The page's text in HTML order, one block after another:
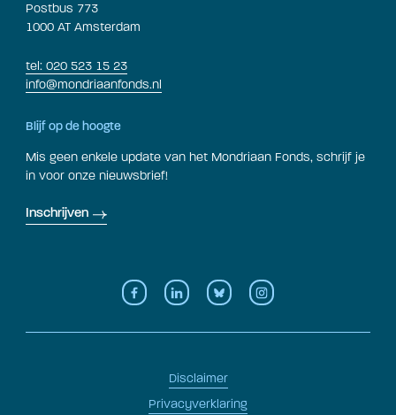
Postbus 773
1000 AT Amsterdam
tel: 020 523 15 23
info@mondriaanfonds.nl
Blijf op de hoogte
Mis geen enkele update van het Mondriaan Fonds, schrijf je
in voor onze nieuwsbrief!
Inschrijven
Disclaimer
Privacyverklaring